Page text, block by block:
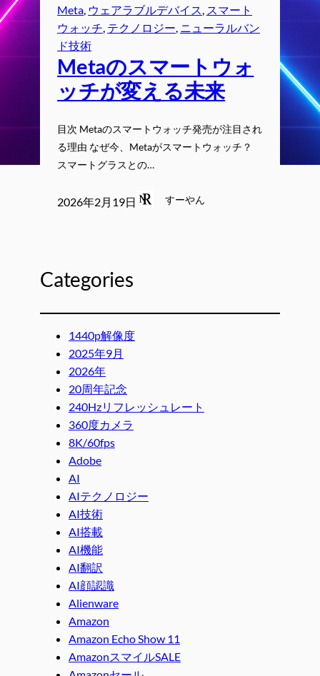
Meta, ウェアラブルデバイス, スマート
ウォッチ, テクノロジー, ニューラルバン
ド技術
Metaのスマートウォ
ッチが変える未来
目次 Metaのスマートウォッチ発売が注目され
る理由 なぜ今、Metaがスマートウォッチ？
スマートグラスとの…
2026年2月19日 すーやん
Categories
1440p解像度
2025年9月
2026年
20周年記念
240Hzリフレッシュレート
360度カメラ
8K/60fps
Adobe
AI
AIテクノロジー
AI技術
AI搭載
AI機能
AI翻訳
AI顔認識
Alienware
Amazon
Amazon Echo Show 11
AmazonスマイルSALE